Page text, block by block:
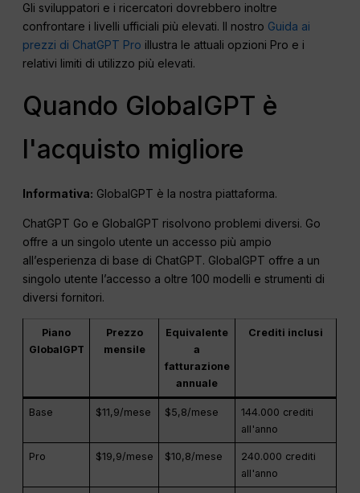
Gli sviluppatori e i ricercatori dovrebbero inoltre
confrontare i livelli ufficiali più elevati. Il nostro Guida ai
prezzi di ChatGPT Pro illustra le attuali opzioni Pro e i
relativi limiti di utilizzo più elevati.
Quando GlobalGPT è
l'acquisto migliore
Informativa: GlobalGPT è la nostra piattaforma.
ChatGPT Go e GlobalGPT risolvono problemi diversi. Go
offre a un singolo utente un accesso più ampio
all’esperienza di base di ChatGPT. GlobalGPT offre a un
singolo utente l’accesso a oltre 100 modelli e strumenti di
diversi fornitori.
Piano
GlobalGPT
Prezzo
mensile
Equivalente
a
fatturazione
annuale
Crediti inclusi
Base $11,9/mese $5,8/mese
144.000 crediti
all'anno
Pro $19,9/mese $10,8/mese
240.000 crediti
all'anno